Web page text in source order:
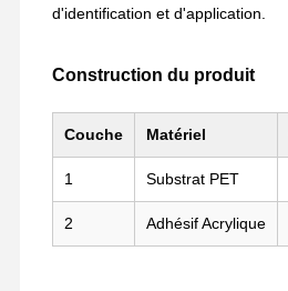
d'identification et d'application.
Construction du produit
Couche Matériel
1 Substrat PET
2 Adhésif Acrylique